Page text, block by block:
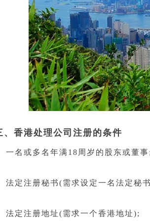
港处理公司注册的条件
名或多名年满18周岁的股东或董
定注册秘书(需求设定一名法定秘
定注册地址(需求一个香港地址);